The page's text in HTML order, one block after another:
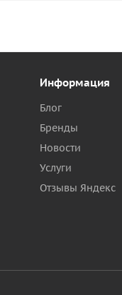
Информация
Блог
Бренды
Новости
Услуги
Отзывы Яндекс